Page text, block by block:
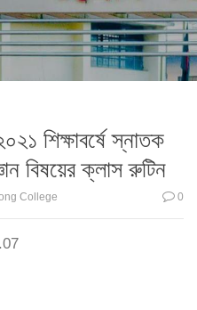
শিক্ষাবর্ষে স্নাতক
বিষয়ের ক্লাস রুটিন
College 0